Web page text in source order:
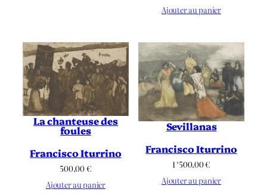
Ajouter au panier
La chanteuse des
foules
Francisco Iturrino
500.00€
Ajouter au panier
Sevillanas
Francisco Iturrino
1 ‘500.00€
Ajouter au panier